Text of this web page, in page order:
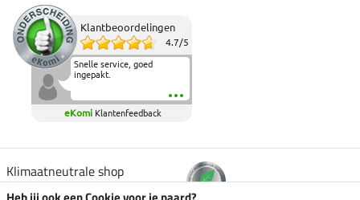
Klantbeoordelingen
4.7/5
Snelle service, goed
ingepakt.
eKomi Klantenfeedback
Klimaatneutrale shop